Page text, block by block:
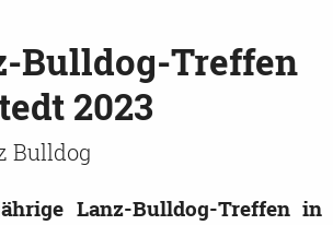
Bulldog-Treffen
2023
Bulldog
Lanz-Bulldog-Treffen in